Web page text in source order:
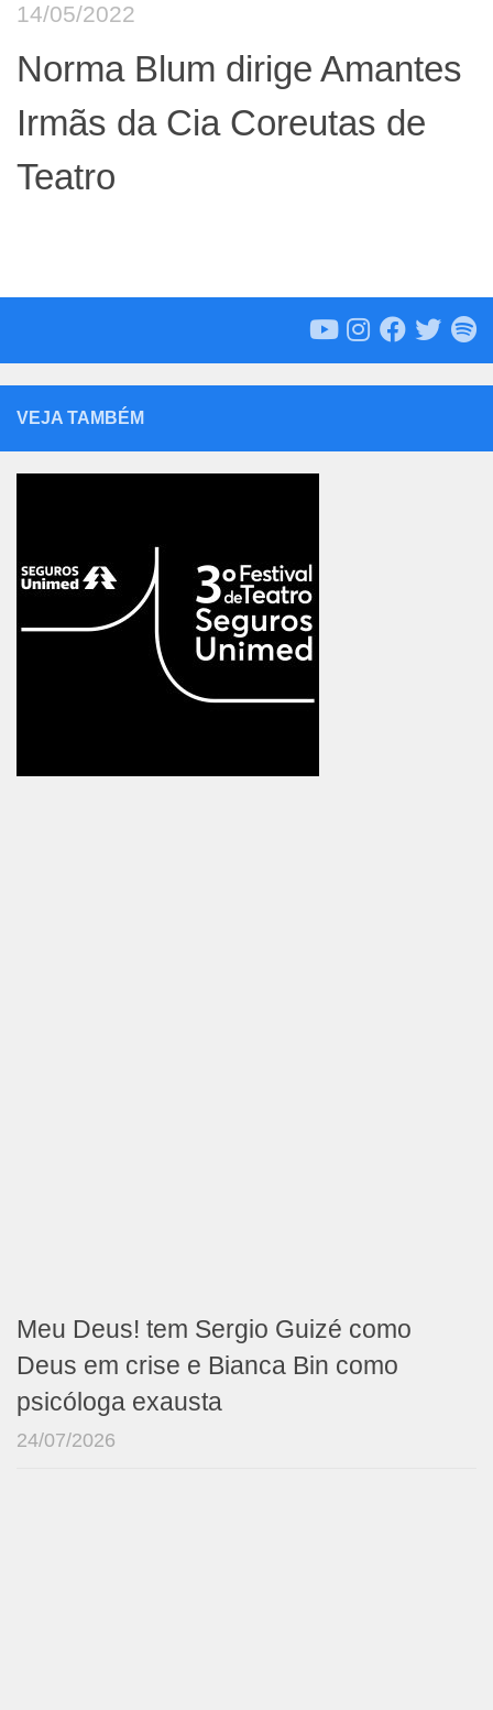
14/05/2022
Norma Blum dirige Amantes
Irmãs da Cia Coreutas de
Teatro
VEJA TAMBÉM
Meu Deus! tem Sergio Guizé como
Deus em crise e Bianca Bin como
psicóloga exausta
24/07/2026